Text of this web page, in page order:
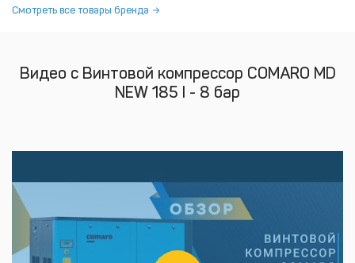
Смотреть все товары бренда
Видео с Винтовой компрессор COMARO MD
NEW 185 I - 8 бар